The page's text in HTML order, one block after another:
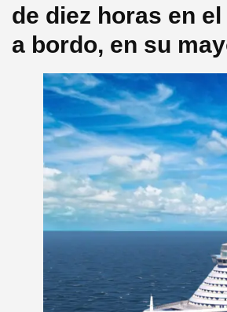
de diez horas en
a bordo, en su